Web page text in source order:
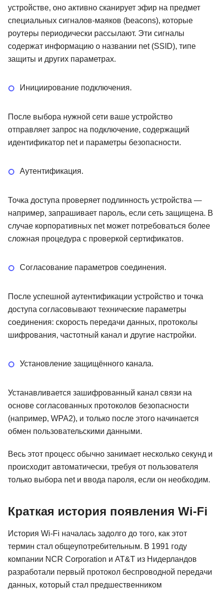
устройстве, оно активно сканирует эфир на предмет
специальных сигналов-маяков (beacons), которые
роутеры периодически рассылают. Эти сигналы
содержат информацию о названии net (SSID), типе
защиты и других параметрах.
Инициирование подключения.
После выбора нужной сети ваше устройство
отправляет запрос на подключение, содержащий
идентификатор net и параметры безопасности.
Аутентификация.
Точка доступа проверяет подлинность устройства —
например, запрашивает пароль, если сеть защищена. В
случае корпоративных net может потребоваться более
сложная процедура с проверкой сертификатов.
Согласование параметров соединения.
После успешной аутентификации устройство и точка
доступа согласовывают технические параметры
соединения: скорость передачи данных, протоколы
шифрования, частотный канал и другие настройки.
Установление защищённого канала.
Устанавливается зашифрованный канал связи на
основе согласованных протоколов безопасности
(например, WPA2), и только после этого начинается
обмен пользовательскими данными.
Весь этот процесс обычно занимает несколько секунд и
происходит автоматически, требуя от пользователя
только выбора net и ввода пароля, если он необходим.
Краткая история появления Wi-Fi
История Wi-Fi началась задолго до того, как этот
термин стал общеупотребительным. В 1991 году
компании NCR Corporation и AT&T из Нидерландов
разработали первый протокол беспроводной передачи
данных, который стал предшественником